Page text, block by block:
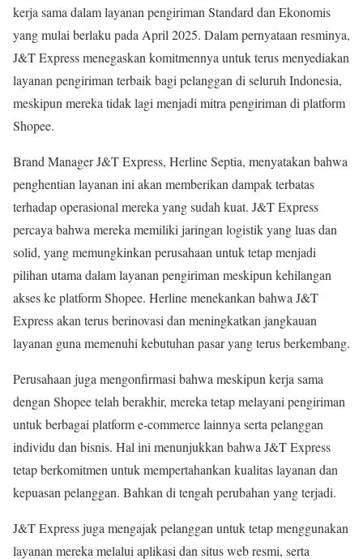
kerja sama dalam layanan pengiriman Standard dan Ekonomis
yang mulai berlaku pada April 2025. Dalam pernyataan resminya,
J&T Express menegaskan komitmennya untuk terus menyediakan
layanan pengiriman terbaik bagi pelanggan di seluruh Indonesia,
meskipun mereka tidak lagi menjadi mitra pengiriman di platform
Shopee.
Brand Manager J&T Express, Herline Septia, menyatakan bahwa
penghentian layanan ini akan memberikan dampak terbatas
terhadap operasional mereka yang sudah kuat. J&T Express
percaya bahwa mereka memiliki jaringan logistik yang luas dan
solid, yang memungkinkan perusahaan untuk tetap menjadi
pilihan utama dalam layanan pengiriman meskipun kehilangan
akses ke platform Shopee. Herline menekankan bahwa J&T
Express akan terus berinovasi dan meningkatkan jangkauan
layanan guna memenuhi kebutuhan pasar yang terus berkembang.
Perusahaan juga mengonfirmasi bahwa meskipun kerja sama
dengan Shopee telah berakhir, mereka tetap melayani pengiriman
untuk berbagai platform e-commerce lainnya serta pelanggan
individu dan bisnis. Hal ini menunjukkan bahwa J&T Express
tetap berkomitmen untuk mempertahankan kualitas layanan dan
kepuasan pelanggan. Bahkan di tengah perubahan yang terjadi.
J&T Express juga mengajak pelanggan untuk tetap menggunakan
layanan mereka melalui aplikasi dan situs web resmi, serta